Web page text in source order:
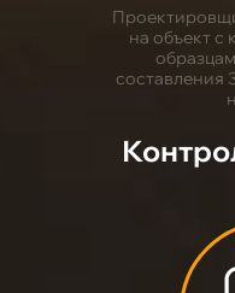
на объект с
составления